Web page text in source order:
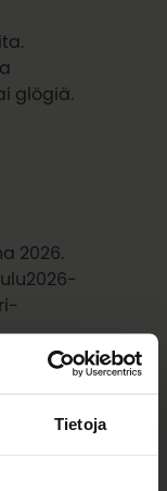
Tietoja
glögiä.
2026.